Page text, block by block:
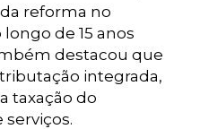
reforma no
de 15 anos
destacou que
integrada,
taxação do